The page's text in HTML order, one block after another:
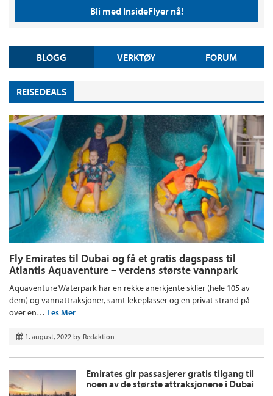
Bli med InsideFlyer nå!
BLOGG VERKTØY FORUM
REISEDEALS
Fly Emirates til Dubai og få et gratis dagspass til
Atlantis Aquaventure – verdens største vannpark
Aquaventure Waterpark har en rekke anerkjente sklier (hele 105 av
dem) og vannattraksjoner, samt lekeplasser og en privat strand på
over en… Les Mer
1. august, 2022 by Redaktion
Emirates gir passasjerer gratis tilgang til
noen av de største attraksjonene i Dubai